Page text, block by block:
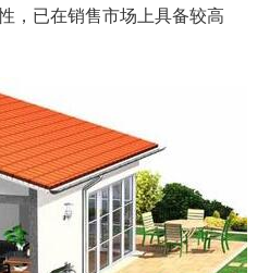
，已在销售市场上具备较高